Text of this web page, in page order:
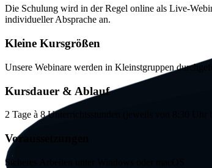
Die Schulung wird in der Regel online als Live-
individueller Absprache an.
Kleine Kursgrößen
Unsere Webinare werden in Kleinstgruppen
Kursdauer & Ablauf
2 Tage à 8 Unterrichtsstunden (jeweils von 8:30 Uhr
Voraussetzungen
Sicheres Arbeiten unter